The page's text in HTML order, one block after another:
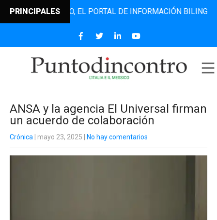
PRINCIPALESEL PORTAL DE INFORMACIÓN BILINGÜE
ANSA y la agencia El Universal firman
un acuerdo de colaboración
Crónica | mayo 23, 2025 No hay comentarios